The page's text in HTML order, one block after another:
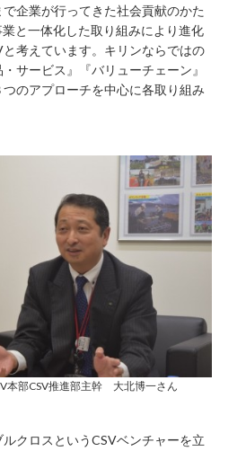
企業が行ってきた社会貢献のかた
と一体化した取り組みにより進化
考えています。キリンならではの
サービス』『バリューチェーン』
つのアプローチを中心に各取り組み
本部CSV推進部主幹 大北博一さん
ルクロスというCSVベンチャーを立